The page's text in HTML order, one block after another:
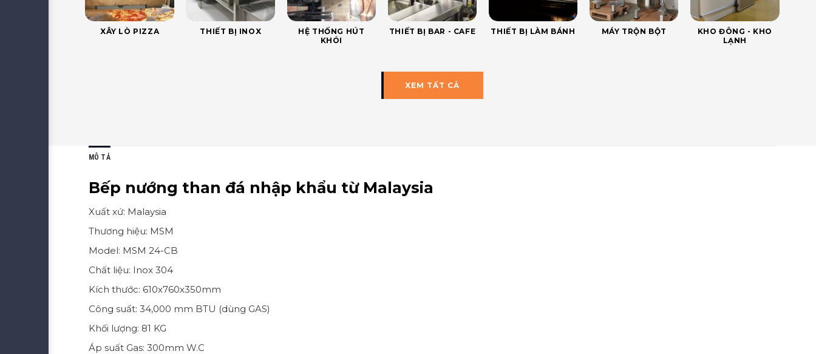
XÂY LÒ PIZZA THIẾT BỊ INOX
HỆ THỐNG HÚT
KHÓI
THIẾT BỊ BAR - CAFE THIẾT BỊ LÀM BÁNH MÁY TRỘN BỘT
KHO ĐÔNG - KHO
LẠNH
XEM TẤT CẢ
MÔ TẢ
Bếp nướng than đá nhập khẩu từ Malaysia
Xuất xứ: Malaysia
Thương hiệu: MSM
Model: MSM 24-CB
Chất liệu: Inox 304
Kích thước: 610x760x350mm
Công suất: 34,000 mm BTU (dùng GAS)
Khối lượng: 81 KG
Áp suất Gas: 300mm W.C